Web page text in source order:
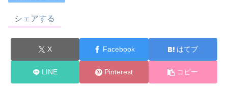
シェアする
X Facebook はてブ
LINE Pinterest コピー